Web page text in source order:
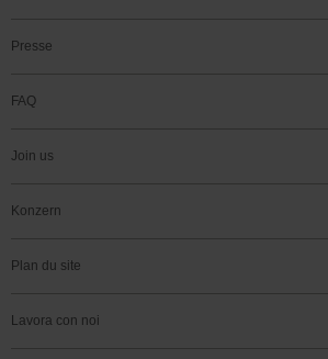
Presse
FAQ
Join us
Konzern
Plan du site
Lavora con noi